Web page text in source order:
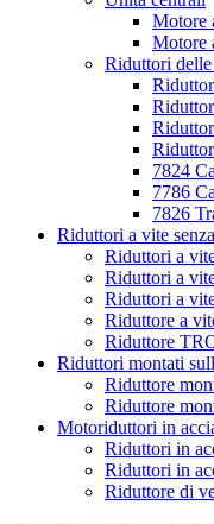
Motore
Motore
Riduttori
7824
7786
7826
Riduttori a vite
Riduttori a
Riduttori a
Riduttori a
Riduttore a
Riduttore
Riduttori montati
Riduttore
Riduttore
Motoriduttori in
Riduttori in
Riduttori in
Riduttore di